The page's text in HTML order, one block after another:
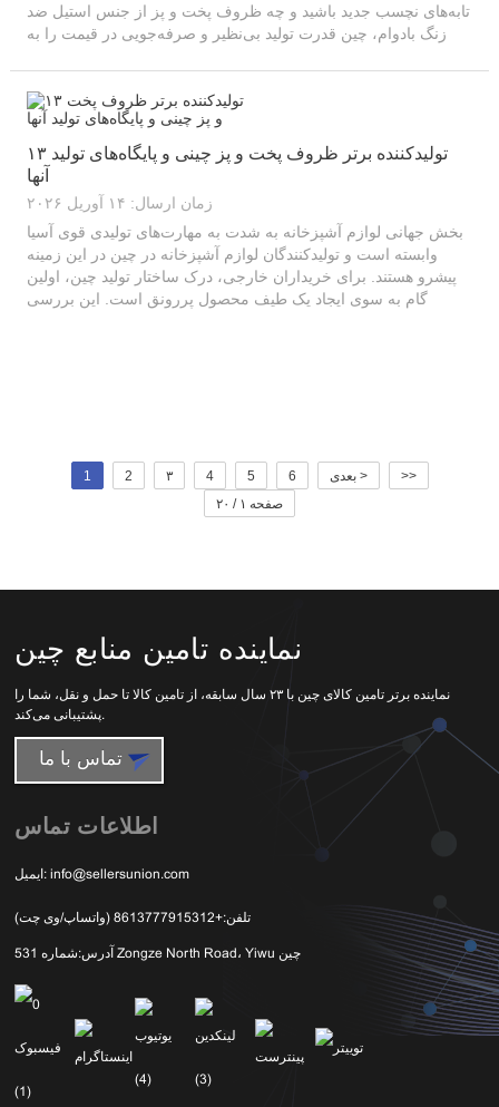
تابه‌های نچسب جدید باشید و چه ظروف پخت و پز از جنس استیل ضد
زنگ بادوام، چین قدرت تولید بی‌نظیر و صرفه‌جویی در قیمت را به
۱۳ تولیدکننده برتر ظروف پخت و پز چینی و پایگاه‌های تولید
آنها
زمان ارسال: ۱۴ آوریل ۲۰۲۶
بخش جهانی لوازم آشپزخانه به شدت به مهارت‌های تولیدی قوی آسیا
وابسته است و تولیدکنندگان لوازم آشپزخانه در چین در این زمینه
پیشرو هستند. برای خریداران خارجی، درک ساختار تولید چین، اولین
گام به سوی ایجاد یک طیف محصول پررونق است. این بررسی
1 2 ۳ 4 5 6 بعدی >
>>
صفحه ۱ / ۲۰
نماینده تامین منابع چین
نماینده برتر تامین کالای چین با ۲۳ سال سابقه، از تامین کالا تا حمل و نقل، شما را
پشتیبانی می‌کند.
تماس با ما
اطلاعات تماس
ایمیل: info@sellersunion.com
تلفن:+8613777915312 (واتساپ/وی چت)
آدرس: شماره 531 Zongze North Road، Yiwu چین